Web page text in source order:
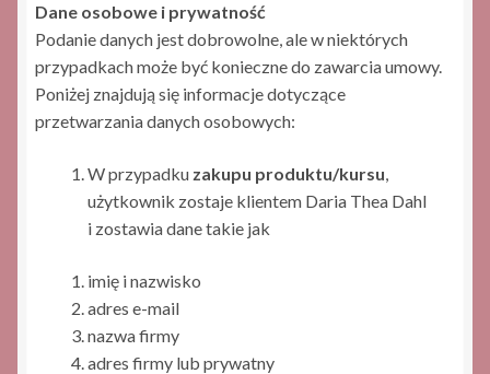
Dane osobowe i prywatność
Podanie danych​ jest ​dobrowolne, ​ale w niektórych
przypadkach może być konieczne do zawarcia umowy​.​
Poniżej znajdują się informacje dotyczące
przetwarzania danych osobowych:
W przypadku zakupu produktu/kursu,
użytkownik zostaje klientem Daria Thea Dahl
i zostawia dane takie jak
imię i nazwisko
adres e-mail
nazwa firmy
adres firmy lub prywatny